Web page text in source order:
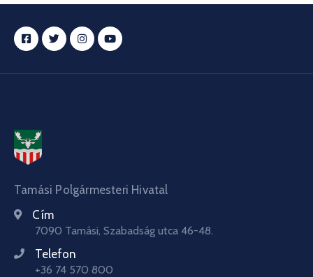
Tamási Polgármesteri Hivatal
Cím
7090 Tamási, Szabadság utca 46-48.
Telefon
+36 74 570 800